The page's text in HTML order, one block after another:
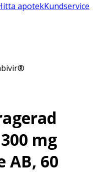
apotekKundservice
mg
AB, 60